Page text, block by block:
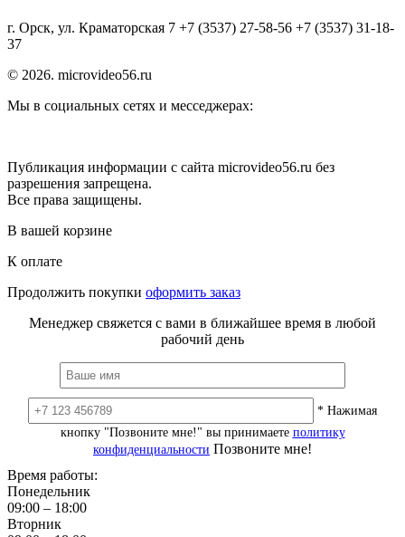
г. Орск, ул. Краматорская 7 +7 (3537) 27-58-56 +7 (3537) 31-18-
37
© 2026. microvideo56.ru
Мы в социальных сетях и месседжерах:
Публикация информации с сайта microvideo56.ru без
разрешения запрещена.
Все права защищены.
В вашей корзине
К оплате
Продолжить покупки оформить заказ
Менеджер свяжется с вами в ближайшее время в любой
рабочий день
* Нажимая
кнопку "Позвоните мне!" вы принимаете политику
конфиденциальности Позвоните мне!
Время работы:
Понедельник
09:00 – 18:00
Вторник